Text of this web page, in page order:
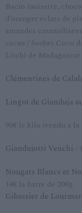
Bacio (noisette,
d’oranger éclats de
amandes
cacao / Sorbet Coco
Litchi de Madagascar
Clémentines de
Lingot de Gianduja
90€ le kilo (vendu à la
Giandujotti Venchi
Nougats Blancs et
14€ la barre de 200g
Gibassier de